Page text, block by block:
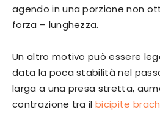
agendo in una porzione non
forza – lunghezza.
Un altro motivo può essere
data la poca stabilità nel
larga a una presa stretta,
contrazione tra ilbicipite